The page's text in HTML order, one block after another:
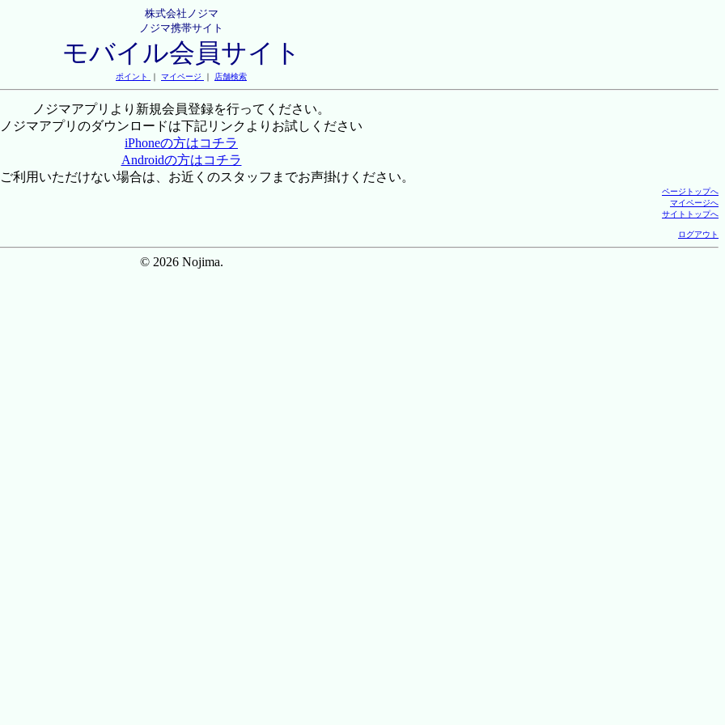
株式会社ノジマ
ノジマ携帯サイト
モバイル会員サイト
ポイント ｜ マイページ ｜ 店舗検索
ノジマアプリより新規会員登録を行ってください。
ノジマアプリのダウンロードは下記リンクよりお試しください
iPhoneの方はコチラ
Androidの方はコチラ
利用いただけない場合は、お近くのスタッフまでお声掛けください。
ページトップへ
マイページへ
サイトトップへ
ログアウト
© 2026 Nojima.